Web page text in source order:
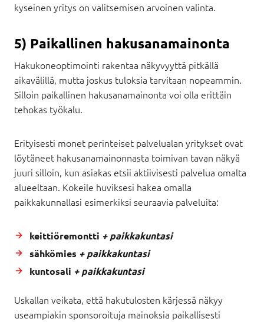
kyseinen yritys on valitsemisen arvoinen valinta.
5) Paikallinen hakusanamainonta
Hakukoneoptimointi rakentaa näkyvyyttä pitkällä
aikavälillä, mutta joskus tuloksia tarvitaan nopeammin.
Silloin paikallinen hakusanamainonta voi olla erittäin
tehokas työkalu.
Erityisesti monet perinteiset palvelualan yritykset ovat
löytäneet hakusanamainonnasta toimivan tavan näkyä
juuri silloin, kun asiakas etsii aktiivisesti palvelua omalta
alueeltaan. Kokeile huviksesi hakea omalla
paikkakunnallasi esimerkiksi seuraavia palveluita:
keittiöremontti + paikkakuntasi
sähkömies + paikkakuntasi
kuntosali + paikkakuntasi
Uskallan veikata, että hakutulosten kärjessä näkyy
useampiakin sponsoroituja mainoksia paikallisesti